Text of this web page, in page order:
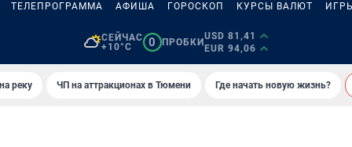
ТЕЛЕПРОГРАММА АФИША ГОРОСКОП КУРСЫ ВАЛЮТ
СЕЙЧАС
+10°C
0 ПРОБКИ
USD 81,41
EUR 94,06
реку ЧП на аттракционах в Тюмени Где начать новую жизнь?